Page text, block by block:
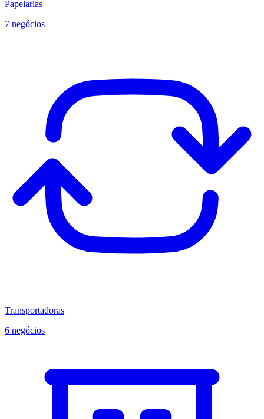
Papelarias
7 negócios
Transportadoras
6 negócios